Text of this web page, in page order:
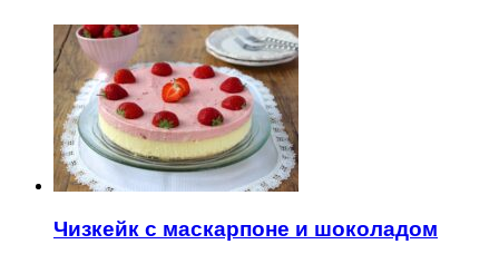
Чизкейк с маскарпоне и шоколадом